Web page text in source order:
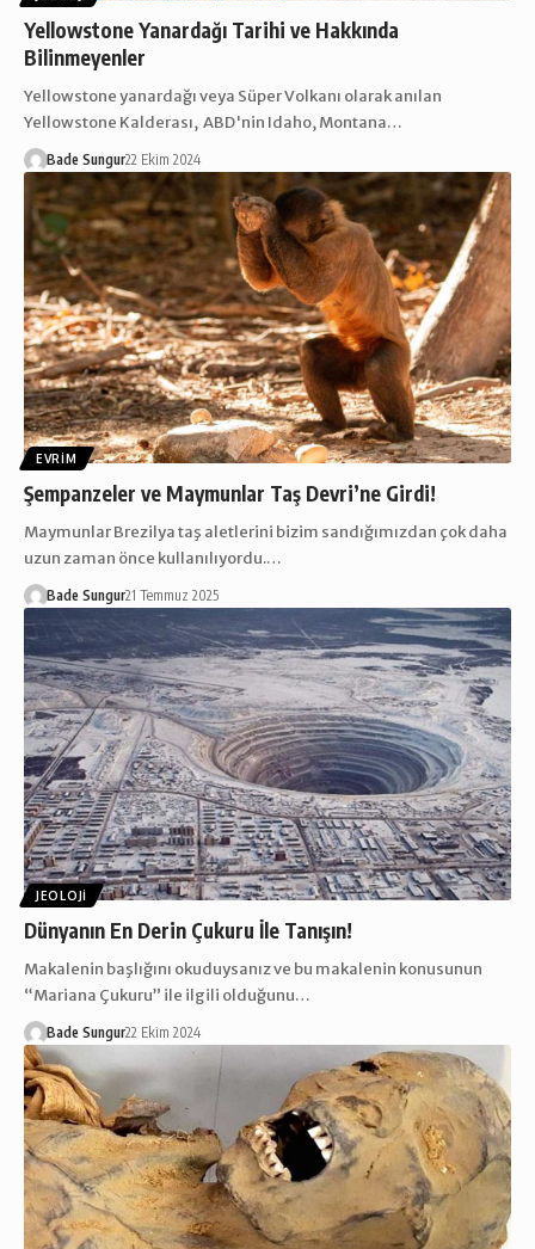
Yellowstone Yanardağı Tarihi ve Hakkında
Bilinmeyenler
Yellowstone yanardağı veya Süper Volkanı olarak anılan
Yellowstone Kalderası, ABD'nin Idaho, Montana…
Bade Sungur22 Ekim 2024
EVRIM
Şempanzeler ve Maymunlar Taş Devri’ne Girdi!
Maymunlar Brezilya taş aletlerini bizim sandığımızdan çok daha
uzun zaman önce kullanılıyordu.…
Bade Sungur21 Temmuz 2025
JEOLOJI
Dünyanın En Derin Çukuru İle Tanışın!
Makalenin başlığını okuduysanız ve bu makalenin konusunun
“Mariana Çukuru” ile ilgili olduğunu…
Bade Sungur22 Ekim 2024